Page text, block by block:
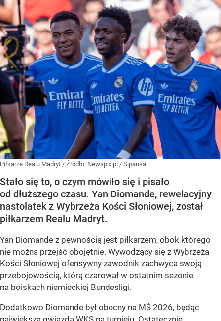
Piłkarze Realu Madryt / Źródło: Newspix.pl / Sipausa
Stało się to, o czym mówiło się i pisało
od dłuższego czasu. Yan Diomande, rewelacyjny
nastolatek z Wybrzeża Kości Słoniowej, został
piłkarzem Realu Madryt.
Yan Diomande z pewnością jest piłkarzem, obok którego
nie można przejść obojętnie. Wywodzący się z Wybrzeża
Kości Słoniowej ofensywny zawodnik zachwyca swoją
przebojowością, którą czarował w ostatnim sezonie
na boiskach niemieckiej Bundesligi.
Dodatkowo Diomande był obecny na MŚ 2026, będąc